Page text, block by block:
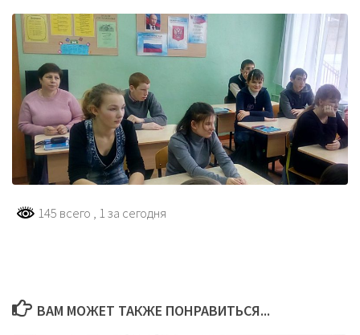
145 всего , 1 за сегодня
ВАМ МОЖЕТ ТАКЖЕ ПОНРАВИТЬСЯ...